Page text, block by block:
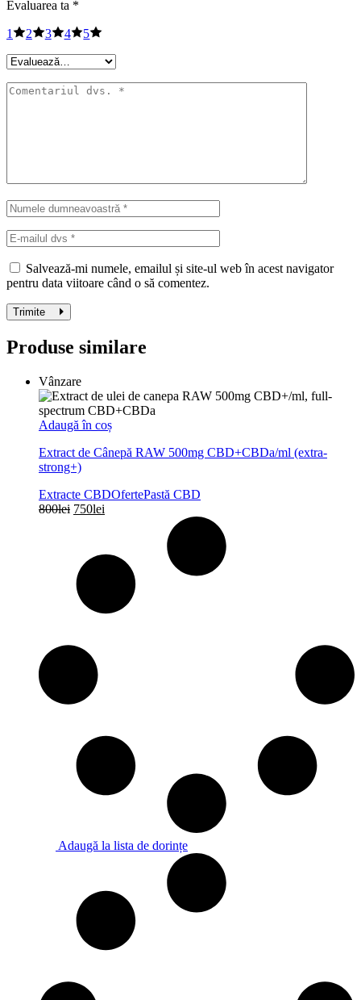
Evaluarea ta *
1 2 3 4 5
Salvează-mi numele, emailul și site-ul web în acest navigator
pentru data viitoare când o să comentez.
Trimite
Produse similare
Vânzare
Adaugă în coș
Extract de Cânepă RAW 500mg CBD+CBDa/ml (extra-
strong+)
Extracte CBDOfertePastă CBD
800lei Prețul
800lei.
750lei
750lei.
Adaugă la lista de dorințe